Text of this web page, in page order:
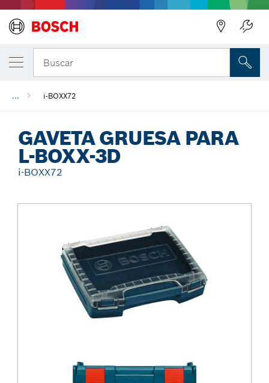
Buscar
... i-BOXX72
GAVETA GRUESA PARA
L-BOXX-3D
i-BOXX72